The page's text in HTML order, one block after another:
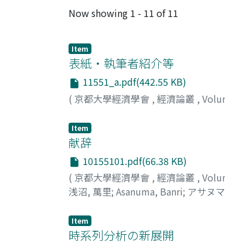
Recent Submissions
Now showing 1 - 11 of 11
Item
表紙・執筆者紹介等
11551_a.pdf(442.55 KB)
( 京都大學經濟學會 , 經濟論叢 ,
Item
献辞
10155101.pdf(66.38 KB)
( 京都大學經濟學會 , 經濟論叢 ,
浅沼, 萬里; Asanuma, Banri; アサヌ
Item
時系列分析の新展開